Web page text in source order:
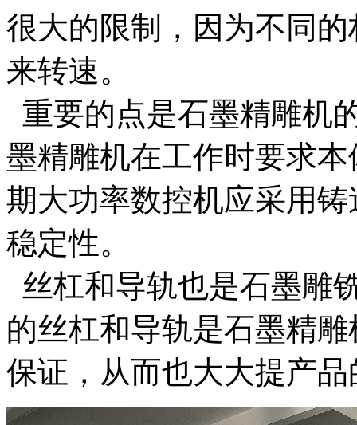
很大的限制，因为不同
来转速。
重要的点是石墨精雕机
墨精雕机在工作时要求
期大功率数控机应采用
稳定性。
丝杠和导轨也是石墨雕
的丝杠和导轨是石墨精
保证，从而也大大提产